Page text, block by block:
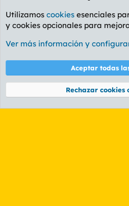
Etiquetas
Cookies
PL OLDSTYLE
Términos y reglas
Community platform by XenForo® © 2010-
Utilizamos cookies esenciales
y cookies opcionales para
Ver más información y
Aceptar todas
Rechazar cookies